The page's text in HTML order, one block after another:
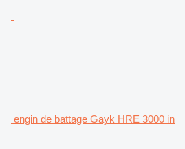
engin de battage Gayk HRE 3000 in